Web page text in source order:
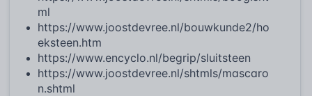
ml
https://www.joostdevree.nl/bouwkunde2/ho
eksteen.htm
https://www.encyclo.nl/begrip/sluitsteen
https://www.joostdevree.nl/shtmls/mascaro
n.shtml